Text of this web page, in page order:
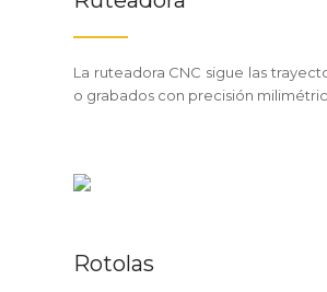
La ruteadora CNC sigue las
o grabados con precisión
Rotolas